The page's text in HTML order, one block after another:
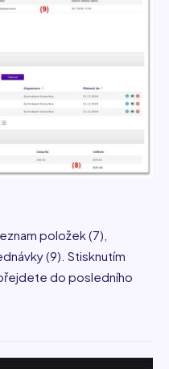
položek (7),
(9). Stisknutím
do posledního